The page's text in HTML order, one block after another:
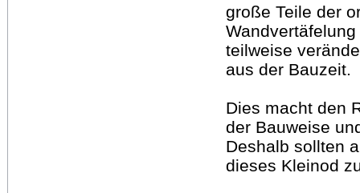
große Teile der
teilweise
aus der Bauzeit.
Dies macht den
der Bauweise
Deshalb sollten
dieses Kleinod